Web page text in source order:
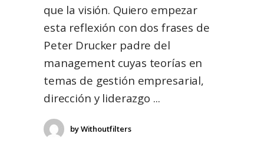
que la visión. Quiero empezar
esta reflexión con dos frases de
Peter Drucker padre del
management cuyas teorías en
temas de gestión empresarial,
dirección y liderazgo
byWithoutfilters